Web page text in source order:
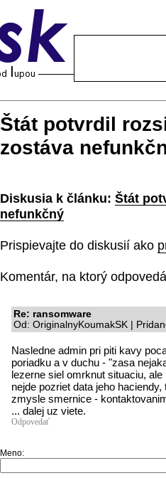
Štát potvrdil
zostáva
Diskusia k článku: Štát
nefunkčný
Prispievajte do diskusií ako
Komentár, na ktorý
Re: ransomware
Od: OriginalnyKoumakSK |
Nasledne admin pri piti kavy
poriadku a v duchu - "zasa
lezerne siel omrknut situaciu,
nejde pozriet data jeho
zmysle smernice -
... dalej uz viete.
Odpovedať
Meno: